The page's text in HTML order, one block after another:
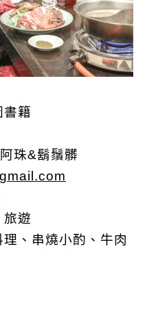
書籍
珠&鬍鬚髒
旅遊
、串燒小酌、牛肉